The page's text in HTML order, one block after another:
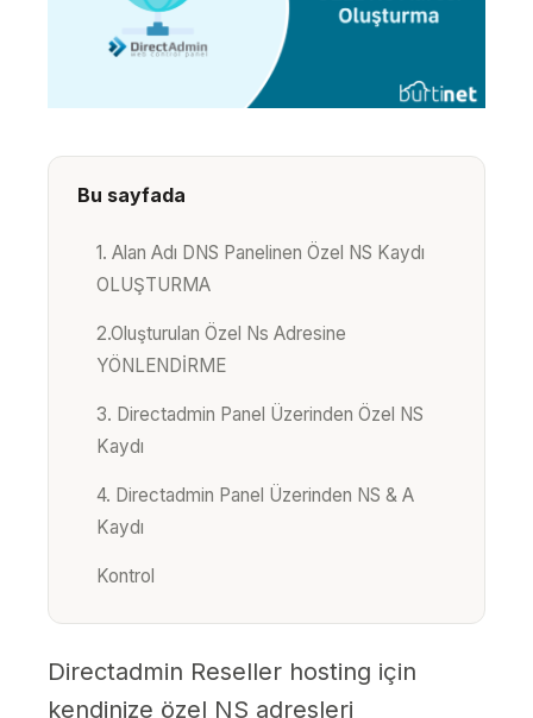
Bu sayfada
1. Alan Adı DNS Panelinen Özel NS Kaydı
OLUŞTURMA
2.Oluşturulan Özel Ns Adresine
YÖNLENDİRME
3. Directadmin Panel Üzerinden Özel NS
Kaydı
4. Directadmin Panel Üzerinden NS & A
Kaydı
Kontrol
Directadmin Reseller hosting için
kendinize özel NS adresleri